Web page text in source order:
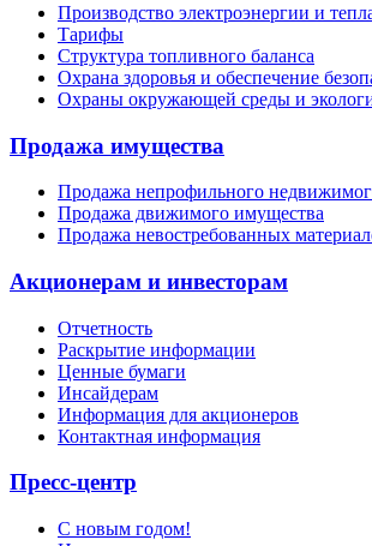
Производство электроэнергии и
Тарифы
Структура топливного баланса
Охрана здоровья и обеспечение
Охраны окружающей среды и
Продажа имущества
Продажа непрофильного
Продажа движимого имущества
Продажа невостребованных
Акционерам и инвесторам
Отчетность
Раскрытие информации
Ценные бумаги
Инсайдерам
Информация для акционеров
Контактная информация
Пресс-центр
С новым годом!